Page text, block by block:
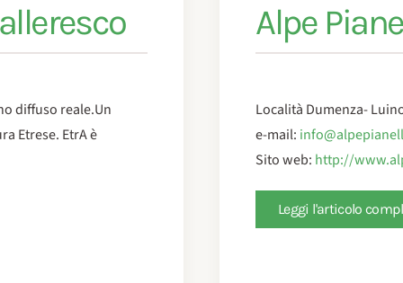
diffuso reale.Un
Etrese. EtrA è
Alpe
Località Dumenza-
e-mail:
Sito web: http://
Leggi l'articolo